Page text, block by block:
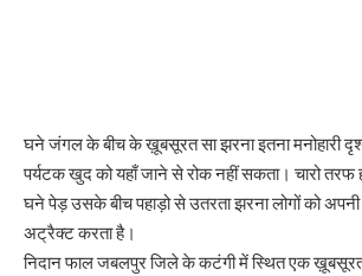
घने जंगल के बीच के ख़ूबसूरत सा झरना इतना मनोहारी
पर्यटक खुद को यहाँ जाने से रोक नहीं सकता। चारो तरफ
घने पेड़ उसके बीच पहाड़ो से उतरता झरना लोगों को अपनी
अट्रैक्ट करता है।
निदान फालजबलपुरजिले के कटंगी में स्थित एक